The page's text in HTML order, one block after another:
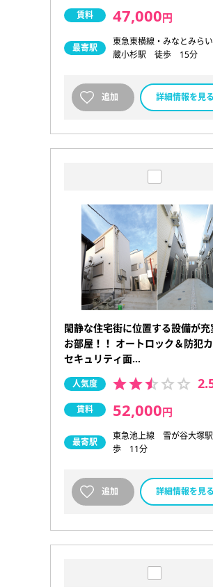
賃料 47,000円
最寄駅
東急東横線・みなとみら
蔵小杉駅 徒歩 15分
追加 詳細情報を見る
閑静な住宅街に位置する設備が充
お部屋！！ オートロック＆防犯
セキュリティ面…
人気度
賃料 52,000円
最寄駅
東急池上線 雪が谷大塚
歩 11分
追加 詳細情報を見る